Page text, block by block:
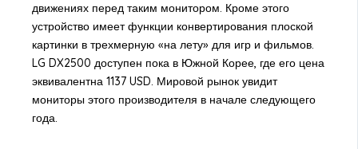
движениях перед таким монитором. Кроме этого
устройство имеет функции конвертирования плоской
картинки в трехмерную «на лету» для игр и фильмов.
LG DX2500 доступен пока в Южной Корее, где его цена
эквивалентна 1137 USD. Мировой рынок увидит
мониторы этого производителя в начале следующего
года.